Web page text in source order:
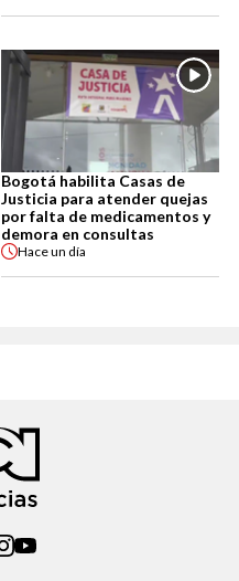
Bogotá habilita Casas de
Justicia para atender quejas
por falta de medicamentos y
demora en consultas
Haceun día